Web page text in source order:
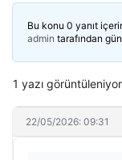
Bu konu 0 yanıt
admin tarafından
1 yazı
22/05/2026: 09:31